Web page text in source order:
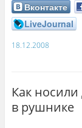
Вконтакте
LiveJournal
18.12.2008
Как
в рушнике